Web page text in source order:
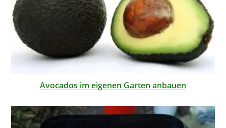
Avocados im eigenen Garten anbauen